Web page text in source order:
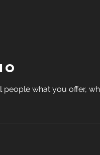
what you offer,